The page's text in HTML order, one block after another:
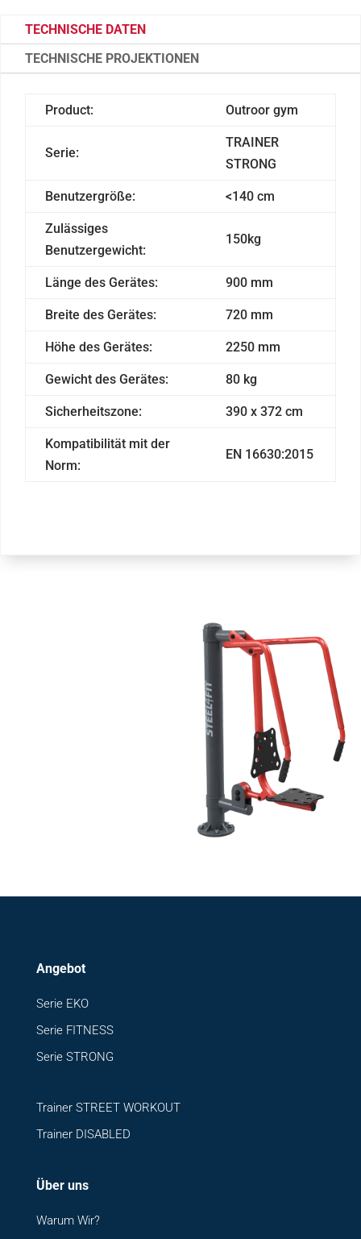
TECHNISCHE DATEN
TECHNISCHE PROJEKTIONEN
Product: Outroor gym
Serie:
TRAINER
STRONG
Benutzergröße: <140 cm
Zulässiges
Benutzergewicht:
150kg
Länge des Gerätes: 900 mm
Breite des Gerätes: 720 mm
Höhe des Gerätes: 2250 mm
Gewicht des Gerätes: 80 kg
Sicherheitszone: 390 x 372 cm
Kompatibilität mit der
Norm:
EN 16630:2015
Angebot
Serie EKO
Serie FITNESS
Serie STRONG
Trainer STREET WORKOUT
Trainer DISABLED
Über uns
Warum Wir?